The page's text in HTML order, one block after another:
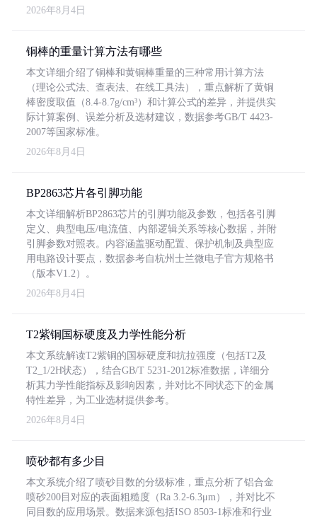
2026年8月4日
铜棒的重量计算方法有哪些
本文详细介绍了铜棒和黄铜棒重量的三种常用计算方法
（理论公式法、查表法、在线工具法），重点解析了黄铜
棒密度取值（8.4-8.7g/cm³）和计算公式的差异，并提供实
际计算案例、误差分析及选材建议，数据参考GB/T 4423-
2007等国家标准。
2026年8月4日
BP2863芯片各引脚功能
本文详细解析BP2863芯片的引脚功能及参数，包括各引脚
定义、典型电压/电流值、内部逻辑关系等核心数据，并附
引脚参数对照表。内容涵盖驱动配置、保护机制及典型应
用电路设计要点，数据参考自杭州士兰微电子官方规格书
（版本V1.2）。
2026年8月4日
T2紫铜国标硬度及力学性能分析
本文系统解读T2紫铜的国标硬度和抗拉强度（包括T2及
T2_1/2H状态），结合GB/T 5231-2012标准数据，详细分
析其力学性能指标及影响因素，并对比不同状态下的金属
特性差异，为工业选材提供参考。
2026年8月4日
喷砂都有多少目
本文系统介绍了喷砂目数的分级标准，重点分析了铝合金
喷砂200目对应的表面粗糙度（Ra 3.2-6.3μm），并对比不
同目数的应用场景。数据来源包括ISO 8503-1标准和行业